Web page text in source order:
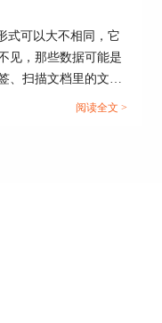
式可以大不相同，它
见，那些数据可能是
、扫描文档里的文本
，现在只需点击几下
阅读全文 >